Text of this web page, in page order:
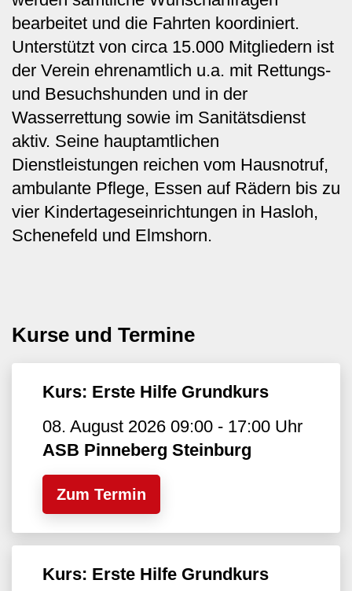
bearbeitet und die Fahrten koordiniert.
Unterstützt von circa 15.000 Mitgliedern ist
der Verein ehrenamtlich u.a. mit Rettungs-
und Besuchshunden und in der
Wasserrettung sowie im Sanitätsdienst
aktiv. Seine hauptamtlichen
Dienstleistungen reichen vom Hausnotruf,
ambulante Pflege, Essen auf Rädern bis zu
vier Kindertageseinrichtungen in Hasloh,
Schenefeld und Elmshorn.
Kurse und Termine
Kurs: Erste Hilfe Grundkurs
08. August 2026 09:00 - 17:00 Uhr
ASB Pinneberg Steinburg
Zum Termin
Kurs: Erste Hilfe Grundkurs